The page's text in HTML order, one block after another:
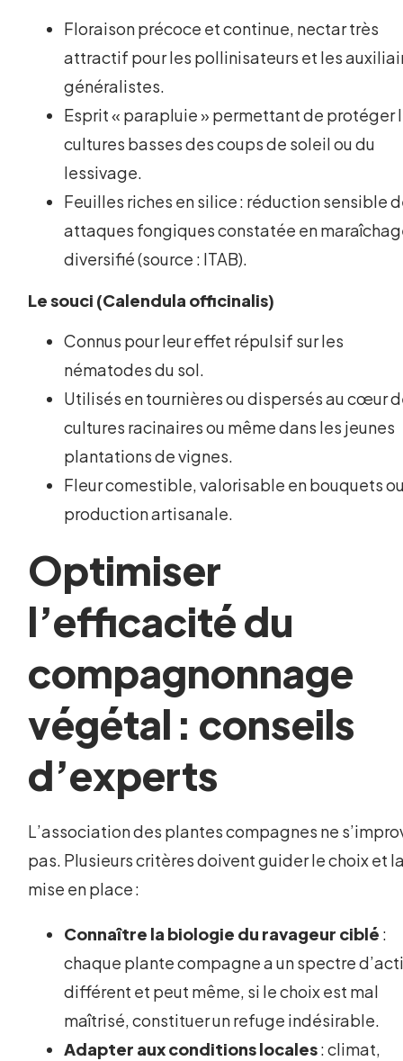
Floraison précoce et continue, nectar très
attractif pour les pollinisateurs et les
généralistes.
Esprit « parapluie » permettant de protéger
cultures basses des coups de soleil ou du
lessivage.
Feuilles riches en silice : réduction sensible
attaques fongiques constatée en
diversifié (source : ITAB).
Le souci (Calendula officinalis)
Connus pour leur effet répulsif sur les
nématodes du sol.
Utilisés en tournières ou dispersés au cœur
cultures racinaires ou même dans les jeunes
plantations de vignes.
Fleur comestible, valorisable en bouquets
production artisanale.
Optimiser
l’efficacité du
compagnonnage
végétal : conseils
d’experts
L’association des plantes compagnes ne
pas. Plusieurs critères doivent guider le choix et
mise en place :
Connaître la biologie du ravageur ciblé :
chaque plante compagne a un spectre
différent et peut même, si le choix est mal
maîtrisé, constituer un refuge indésirable.
Adapter aux conditions locales: climat,